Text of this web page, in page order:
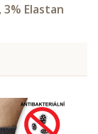
3% Elastan